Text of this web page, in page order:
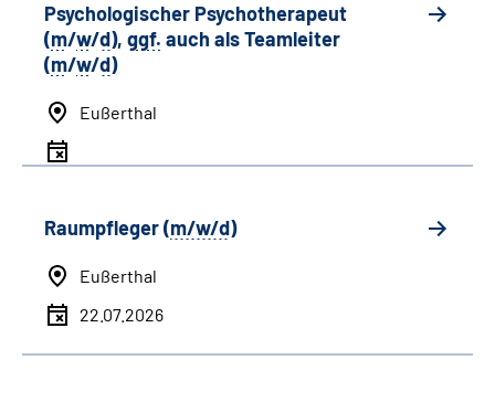
Psychologischer Psychotherapeut
(m/w/d), ggf. auch alsTeamleiter
(m/w/d)
Eußerthal
Raumpfleger (m/w/d)
Eußerthal
22.07.2026